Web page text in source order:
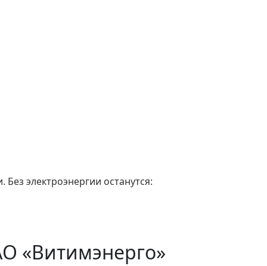
электроэнергии останутся:
«Витимэнерго»